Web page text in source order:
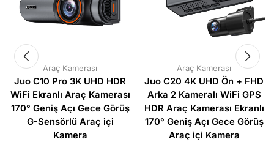
Araç Kamerası
Juo C10 Pro 3K UHD HDR
WiFi Ekranlı Araç Kamerası
170° Geniş Açı Gece Görüş
G-Sensörlü Araç içi
Kamera
Araç Kamerası
Juo C20 4K UHD Ön + FHD
Arka 2 Kameralı WiFi GPS
HDR Araç Kamerası Ekranlı
170° Geniş Açı Gece Görüş
Araç içi Kamera